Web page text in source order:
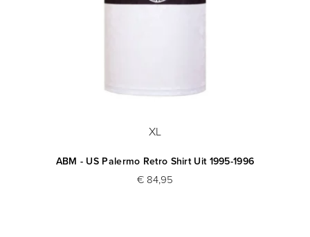
XL
ABM - US Palermo Retro Shirt Uit 1995-1996
€ 84,95